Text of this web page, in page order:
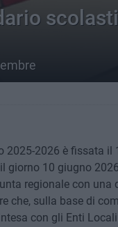
2026 è fissata il
giorno 10 giugno
regionale con una
che, sulla base di
con gli Enti